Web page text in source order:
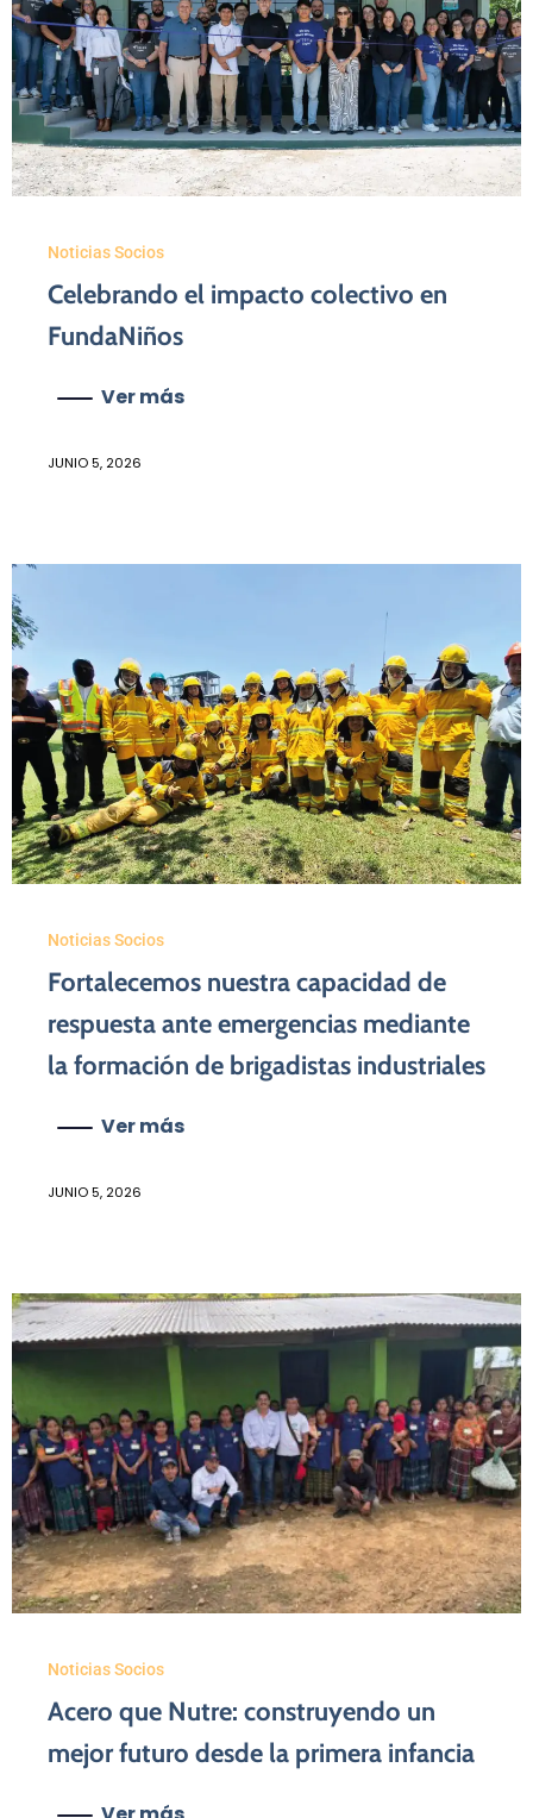
Noticias Socios
Celebrando el impacto colectivo en
FundaNiños
Ver más
JUNIO 5, 2026
Noticias Socios
Fortalecemos nuestra capacidad de
respuesta ante emergencias mediante
la formación de brigadistas industriales
Ver más
JUNIO 5, 2026
Noticias Socios
Acero que Nutre: construyendo un
mejor futuro desde la primera infancia